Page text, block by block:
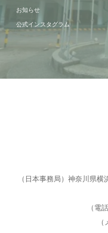
お知らせ
公式インスタグラム
（日本事務局）神奈川県
（電